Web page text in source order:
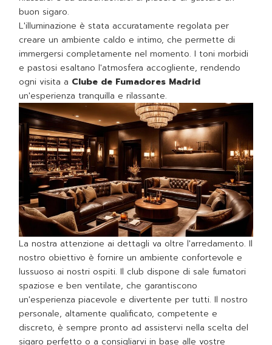
buon sigaro.
L'illuminazione è stata accuratamente regolata per
creare un ambiente caldo e intimo, che permette di
immergersi completamente nel momento. I toni morbidi
e pastosi esaltano l'atmosfera accogliente, rendendo
ogni visita a Clube de Fumadores Madrid
un'esperienza tranquilla e rilassante.
La nostra attenzione ai dettagli va oltre l'arredamento. Il
nostro obiettivo è fornire un ambiente confortevole e
lussuoso ai nostri ospiti. Il club dispone di sale fumatori
spaziose e ben ventilate, che garantiscono
un'esperienza piacevole e divertente per tutti. Il nostro
personale, altamente qualificato, competente e
discreto, è sempre pronto ad assistervi nella scelta del
sigaro perfetto o a consigliarvi in base alle vostre